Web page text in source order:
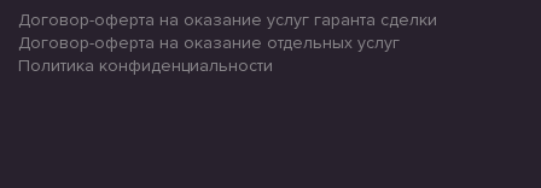
Договор-оферта на оказание услуг гаранта сделки
Договор-оферта на оказание отдельных услуг
Политика конфиденциальности